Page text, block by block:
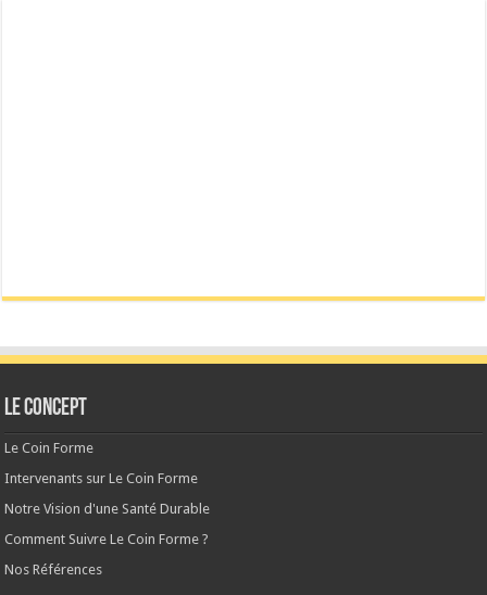
Le CONCEPT
Le Coin Forme
Intervenants sur Le Coin Forme
Notre Vision d'une Santé Durable
Comment Suivre Le Coin Forme ?
Nos Références